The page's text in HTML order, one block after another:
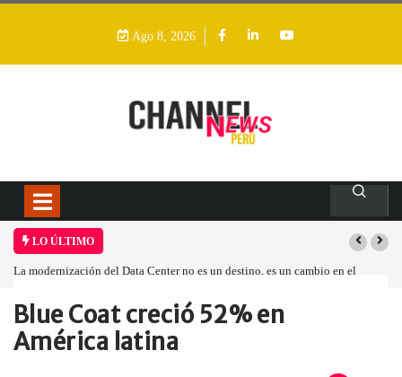
Ago 8, 2026
LO ÚLTIMO
La modernización del Data Center no es un destino, es un cambio en el
Home
Empresa Blue Coat creció…
Blue Coat creció 52% en
América latina